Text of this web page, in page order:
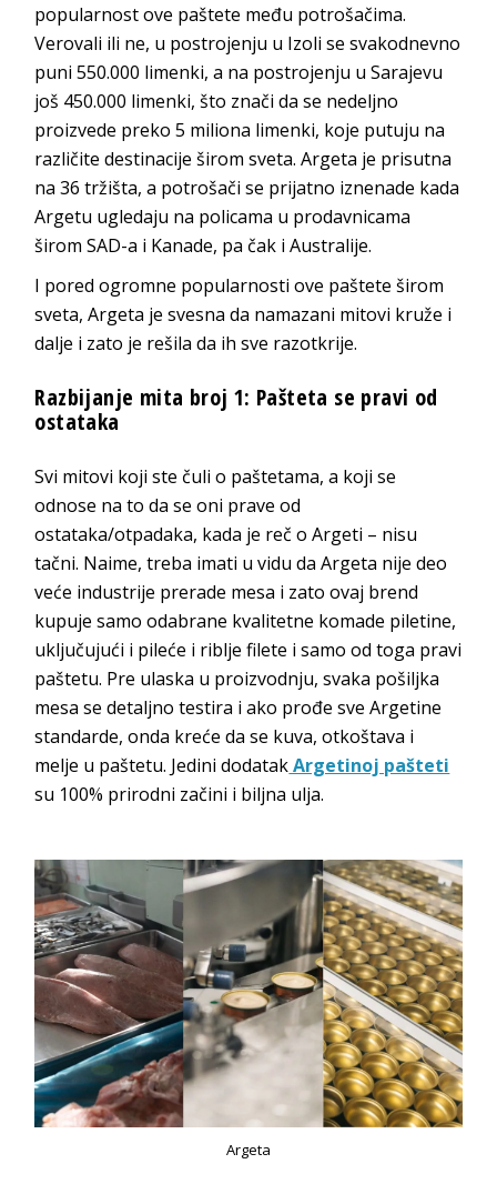
popularnost ove paštete među potrošačima.
Verovali ili ne, u postrojenju u Izoli se svakodnevno
puni 550.000 limenki, a na postrojenju u Sarajevu
još 450.000 limenki, što znači da se nedeljno
proizvede preko 5 miliona limenki, koje putuju na
različite destinacije širom sveta. Argeta je prisutna
na 36 tržišta, a potrošači se prijatno iznenade kada
Argetu ugledaju na policama u prodavnicama
širom SAD-a i Kanade, pa čak i Australije.
I pored ogromne popularnosti ove paštete širom
sveta, Argeta je svesna da namazani mitovi kruže i
dalje i zato je rešila da ih sve razotkrije.
Razbijanje mita broj 1: Pašteta se pravi od
ostataka
Svi mitovi koji ste čuli o paštetama, a koji se
odnose na to da se oni prave od
ostataka/otpadaka, kada je reč o Argeti – nisu
tačni. Naime, treba imati u vidu da Argeta nije deo
veće industrije prerade mesa i zato ovaj brend
kupuje samo odabrane kvalitetne komade piletine,
uključujući i pileće i riblje filete i samo od toga pravi
paštetu. Pre ulaska u proizvodnju, svaka pošiljka
mesa se detaljno testira i ako prođe sve Argetine
standarde, onda kreće da se kuva, otkoštava i
melje u paštetu. Jedini dodatakArgetinoj pašteti
su 100% prirodni začini i biljna ulja.
Argeta